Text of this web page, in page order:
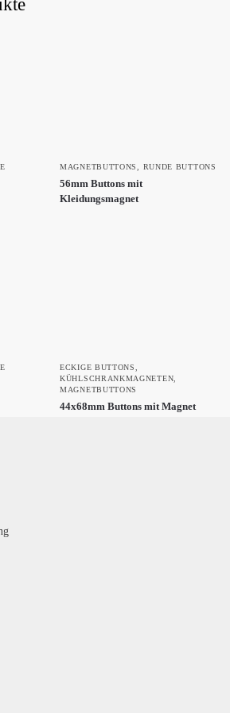
MAGNETBUTTONS RUNDE BUTTONS
56mm Buttons mit
Kleidungsmagnet
ECKIGE BUTTONS
KÜHLSCHRANKMAGNETEN
MAGNETBUTTONS
44x68mm Buttons mit Magnet